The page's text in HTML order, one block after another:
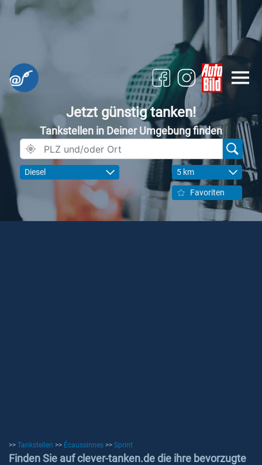
Jetzt günstig tanken!
Tankstellen in Deiner Umgebung finden
Diesel 5 km
Favoriten
>> Tankstellen >> Écaussinnes >> Sprint
Finden Sie auf clever-tanken.de die ihre bevorzugte